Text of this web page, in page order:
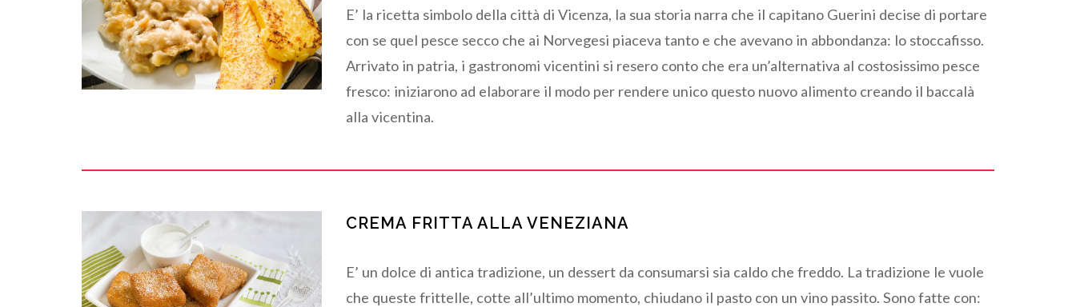
E’ la ricetta simbolo della città di Vicenza, la sua storia narra che il capitano Guerini decise di portare
con se quel pesce secco che ai Norvegesi piaceva tanto e che avevano in abbondanza: lo stoccafisso.
Arrivato in patria, i gastronomi vicentini si resero conto che era un’alternativa al costosissimo pesce
fresco: iniziarono ad elaborare il modo per rendere unico questo nuovo alimento creando il baccalà
alla vicentina.
CREMA FRITTA ALLA VENEZIANA
E’ un dolce di antica tradizione, un dessert da consumarsi sia caldo che freddo. La tradizione le vuole
che queste frittelle, cotte all’ultimo momento, chiudano il pasto con un vino passito. Sono fatte con: